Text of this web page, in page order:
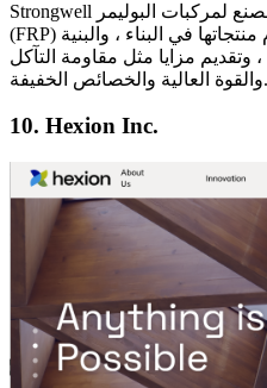
Strongwell هي الشركة الرائدة في مجال المصنع لمركبات البوليمر
(FRP) المقوى بالألياف. يتم استخدام منتجاتها في البناء ، والبنية
، وتقديم مزايا مثل مقاومة التآكل
والقوة العالية والخصائص الخفيفة.
10. Hexion Inc.